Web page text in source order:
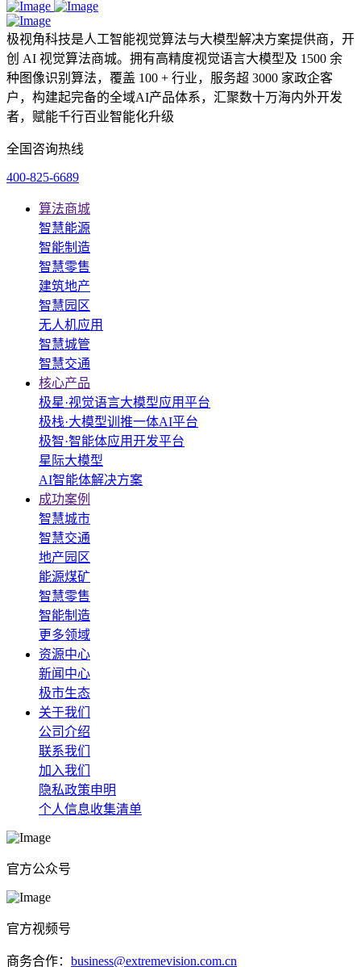
极视角科技是人工智能视觉算法与大模型解决方案提供商，开
创 AI 视觉算法商城。拥有高精度视觉语言大模型及 1500 余
种图像识别算法，覆盖 100 + 行业，服务超 3000 家政企客
户，构建起完备的全域AI产品体系，汇聚数十万海内外开发
者，赋能千行百业智能化升级
全国咨询热线
400-825-6689
算法商城
智慧能源
智能制造
智慧零售
建筑地产
智慧园区
无人机应用
智慧城管
智慧交通
核心产品
极星·视觉语言大模型应用平台
极栈·大模型训推一体AI平台
极智·智能体应用开发平台
星际大模型
AI智能体解决方案
成功案例
智慧城市
智慧交通
地产园区
能源煤矿
智慧零售
智能制造
更多领域
资源中心
新闻中心
极市生态
关于我们
公司介绍
联系我们
加入我们
隐私政策申明
个人信息收集清单
官方公众号
官方视频号
商务合作： business@extremevision.com.cn